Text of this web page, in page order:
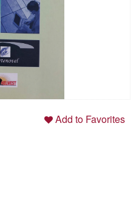
Add to Favorites